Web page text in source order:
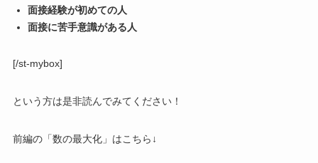
面接経験が初めての人
面接に苦手意識がある人
[/st-mybox]
という方は是非読んでみてください！
前編の「数の最大化」はこちら↓